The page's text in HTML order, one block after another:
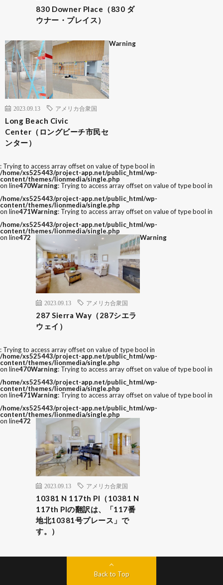
830 Downer Place（830 ダ
ウナー・プレイス）
2023.09.13 アメリカ合衆国
Long Beach Civic
Center（ロングビーチ市民セ
ンター）
Warning
: Trying to access array offset on value of type bool in
/home/xs525443/project-app.net/public_html/wp-
content/themes/lionmedia/single.php
on line470Warning: Trying to access array offset on value of type bool in
/home/xs525443/project-app.net/public_html/wp-
content/themes/lionmedia/single.php
on line471Warning: Trying to access array offset on value of type bool in
/home/xs525443/project-app.net/public_html/wp-
content/themes/lionmedia/single.php
on line472
2023.09.13 アメリカ合衆国
287 Sierra Way（287シエラ
ウェイ）
Warning
: Trying to access array offset on value of type bool in
/home/xs525443/project-app.net/public_html/wp-
content/themes/lionmedia/single.php
on line470Warning: Trying to access array offset on value of type bool in
/home/xs525443/project-app.net/public_html/wp-
content/themes/lionmedia/single.php
on line471Warning: Trying to access array offset on value of type bool in
/home/xs525443/project-app.net/public_html/wp-
content/themes/lionmedia/single.php
on line472
2023.09.13 アメリカ合衆国
10381 N 117th Pl（10381 N
117th Plの翻訳は、「117番
地北10381号プレース」で
す。）
Back to Top